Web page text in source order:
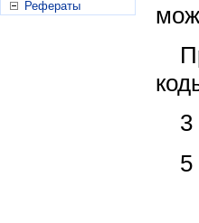
Рефераты
3
5